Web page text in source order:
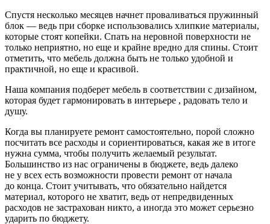
Спустя несколько месяцев начнет проваливаться пружинный
блок — ведь при сборке использовались хлипкие материалы,
которые стоят копейки. Спать на неровной поверхности не
только неприятно, но еще и крайне вредно для спины. Стоит
отметить, что мебель должна быть не только удобной и
практичной, но еще и красивой.
Наша компания подберет мебель в соответствии с дизайном,
которая будет гармонировать в интерьере , радовать тело и
душу.
Когда вы планируете ремонт самостоятельно, порой сложно
посчитать все расходы и сориентироваться, какая же в итоге
нужна сумма, чтобы получить желаемый результат.
Большинство из нас ограничены в бюджете, ведь далеко
не у всех есть возможности провести ремонт от начала
до конца. Стоит учитывать, что обязательно найдется
материал, которого не хватит, ведь от непредвиденных
расходов не застрахован никто, а иногда это может серьезно
ударить по бюджету.